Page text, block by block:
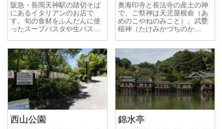
阪急・長岡天神駅の踏切そば
にあるイタリアンのお店で
す。旬の食材をふんだんに使
ったスープパスタや生パス…
奥海印寺と長法寺の産土の神
で、ご祭神は天児屋根命（あ
めのこやねのみこと）、武甕
槌神（たけみかづちのか…
西山公園 錦水亭